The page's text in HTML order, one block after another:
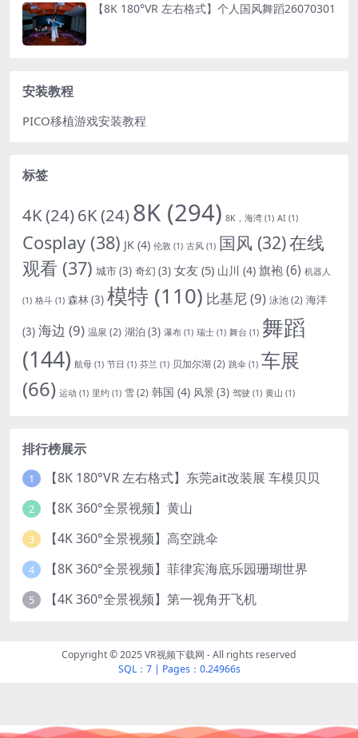
【8K 180°VR 左右格式】个人国风舞蹈26070301
安装教程
PICO移植游戏安装教程
标签
4K(24)6K(24)8K (294) 8K，海湾 (1) AI (1)
Cosplay (38) JK (4) 伦敦 (1) 古风 (1) 国风 (32)在线
观看 (37) 城市(3) 奇幻 (3) 女友 (5) 山川 (4) 旗袍(6) 机器人
(1) 格斗 (1) 森林(3) 模特 (110) 比基尼(9) 泳池(2) 海洋
(3) 海边 (9) 温泉 (2) 湖泊 (3) 瀑布 (1) 瑞士 (1) 舞台 (1) 舞蹈
(144) 航母 (1) 节日 (1) 芬兰 (1) 贝加尔湖 (2) 跳伞 (1) 车展
(66) 运动 (1) 里约 (1) 雪(2) 韩国 (4) 风景(3) 驾驶 (1) 黄山 (1)
排行榜展示
1 【8K 180°VR 左右格式】东莞ait改装展 车模贝贝
2 【8K 360°全景视频】黄山
3 【4K 360°全景视频】高空跳伞
4 【8K 360°全景视频】菲律宾海底乐园珊瑚世界
5 【4K 360°全景视频】第一视角开飞机
Copyright © 2025 VR视频下载网 - All rights reserved
SQL：7| Pages：0.24966s